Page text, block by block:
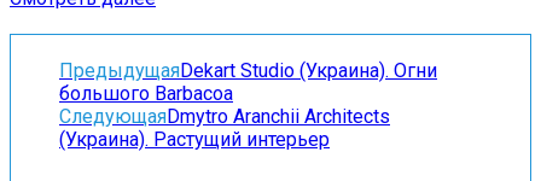
ПредыдущаяDekart Studio (Украина). Огни
большого Barbacoa
СледующаяDmytro Aranchii Architects
(Украина). Растущий интерьер